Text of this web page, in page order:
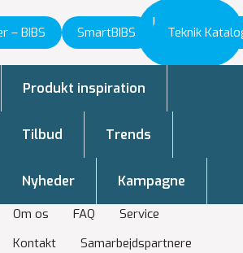
– BIBS SmartBIBS Teknik
Inspiration
til vækst
Om os FAQ
Service
Kontakt
Samarbejdspartnere
Produkt inspiration
Tilbud Trends
Nyheder Kampagne